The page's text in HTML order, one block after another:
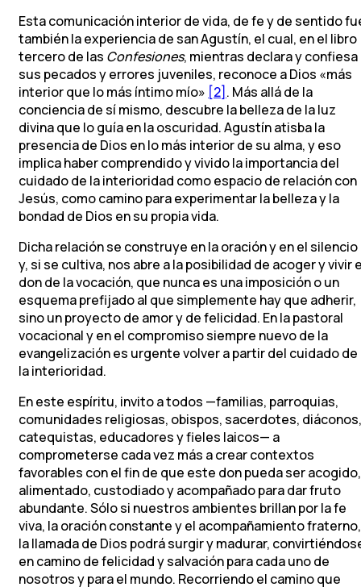
Esta comunicación interior de vida, de fe y de sentido
también la experiencia de san Agustín, el cual, en el libro
tercero de las Confesiones, mientras declara y confiesa
sus pecados y errores juveniles, reconoce a Dios «más
interior que lo más íntimo mío» [2] . Más allá de la
conciencia de sí mismo, descubre la belleza de la luz
divina que lo guía en la oscuridad. Agustín atisba la
presencia de Dios en lo más interior de su alma, y eso
implica haber comprendido y vivido la importancia del
cuidado de la interioridad como espacio de relación con
Jesús, como camino para experimentar la belleza y la
bondad de Dios en su propia vida.
Dicha relación se construye en la oración y en el silencio
y, si se cultiva, nos abre a la posibilidad de acoger y vivir
don de la vocación, que nunca es una imposición o un
esquema prefijado al que simplemente hay que adherir,
sino un proyecto de amor y de felicidad. En la pastoral
vocacional y en el compromiso siempre nuevo de la
evangelización es urgente volver a partir del cuidado de
la interioridad.
En este espíritu, invito a todos —familias, parroquias,
comunidades religiosas, obispos, sacerdotes, diáconos,
catequistas, educadores y fieles laicos— a
comprometerse cada vez más a crear contextos
favorables con el fin de que este don pueda ser acogido,
alimentado, custodiado y acompañado para dar fruto
abundante. Sólo si nuestros ambientes brillan por la fe
viva, la oración constante y el acompañamiento fraterno,
la llamada de Dios podrá surgir y madurar,
en camino de felicidad y salvación para cada uno de
nosotros y para el mundo. Recorriendo el camino que